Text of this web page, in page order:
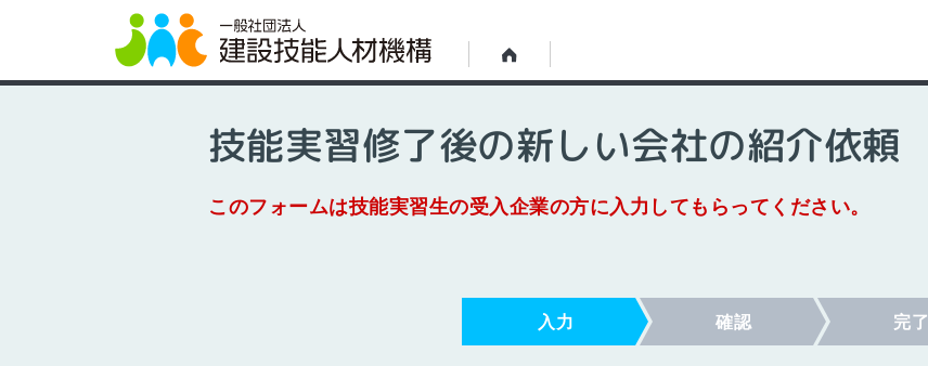
技能実習修了後の新しい会社の紹介依頼
このフォームは技能実習生の受入企業の方に入力してもらってください。
入力 確認 完了